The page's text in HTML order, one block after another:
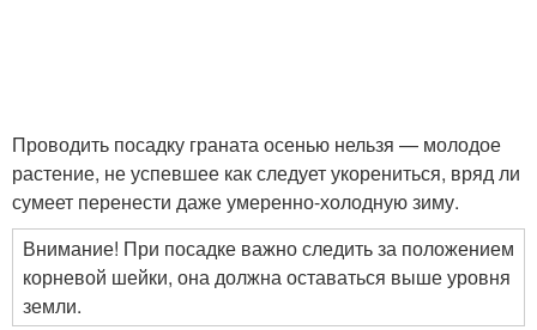
Проводить посадку граната осенью нельзя — молодое
растение, не успевшее как следует укорениться, вряд ли
сумеет перенести даже умеренно-холодную зиму.
Внимание! При посадке важно следить за положением
корневой шейки, она должна оставаться выше уровня
земли.